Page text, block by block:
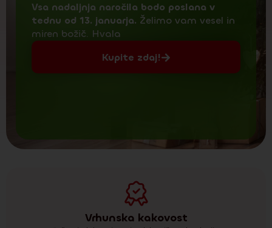
Vsa nadaljnja naročila bodo poslana v
tednu od 13. januarja. Želimo vam vesel in
miren božič. Hvala
Kupite zdaj!
Vrhunska kakovost